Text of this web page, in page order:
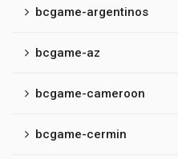
bcgame-argentinos
bcgame-az
bcgame-cameroon
bcgame-cermin